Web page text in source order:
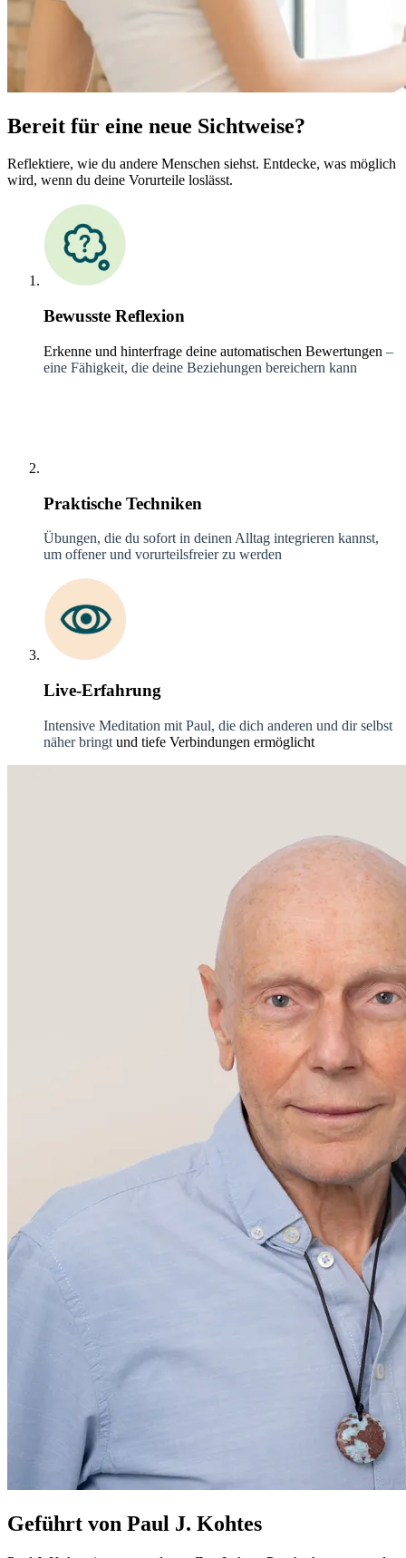
Bereit für eine neue Sichtweise?
Reflektiere, wie du andere Menschen siehst. Entdecke, was möglich
wird, wenn du deine Vorurteile loslässt.
Bewusste Reflexion
Erkenne und hinterfrage deine automatischen Bewertungen –
eine Fähigkeit, die deine Beziehungen bereichern kann
Praktische Techniken
Übungen, die du sofort in deinen Alltag integrieren kannst,
um offener und vorurteilsfreier zu werden
Live-Erfahrung
Intensive Meditation mit Paul, die dich anderen und dir selbst
näher bringt und tiefe Verbindungen ermöglicht
Geführt von Paul J. Kohtes